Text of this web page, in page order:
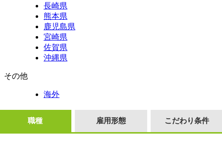
長崎県
熊本県
鹿児島県
宮崎県
佐賀県
沖縄県
その他
海外
職種 雇用形態 こだわり条件